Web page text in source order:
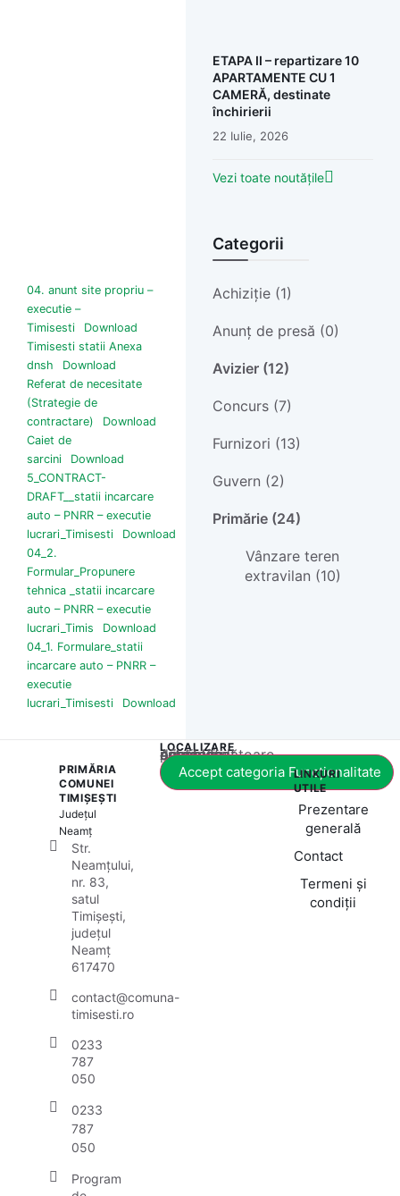
04. anunt site propriu –
executie –
Timisesti
Download
Timisesti statii Anexa
dnsh
Download
Referat de necesitate
(Strategie de
contractare)
Download
Caiet de
sarcini
Download
5_CONTRACT-
DRAFT__statii incarcare
auto – PNRR – executie
lucrari_Timisesti
Download
04_2.
Formular_Propunere
tehnica _statii incarcare
auto – PNRR – executie
lucrari_Timis
Download
04_1. Formulare_statii
incarcare auto – PNRR –
executie
lucrari_Timisesti
Download
ETAPA II – repartizare 10
APARTAMENTE CU 1
CAMERĂ, destinate
închirierii
22 Iulie, 2026
Vezi toate noutățile
Categorii
Achiziție (1)
Anunț de presă (0)
Avizier (12)
Concurs (7)
Furnizori (13)
Guvern (2)
Primărie (24)
Vânzare teren
extravilan (10)
PRIMĂRIA
COMUNEI
TIMIȘEȘTI
Județul
Neamț
Str.
Neamțului,
nr. 83,
satul
Timișești,
județul
Neamț
617470
contact@comuna-
timisesti.ro
0233
787
050
0233
787
050
Program
LOCALIZARE
Acest conținut este blocat până când acceptați categoria corespunzătoare de cookie-uri.
Accept categoria Funcționalitate
LINKURI
UTILE
Prezentare
generală
Contact
Termeni și
condiții